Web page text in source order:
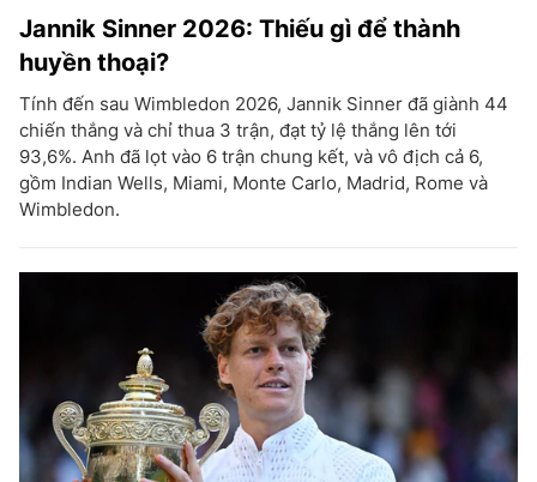
Jannik Sinner 2026: Thiếu gì để thành
huyền thoại?
Tính đến sau Wimbledon 2026, Jannik Sinner đã giành 44
chiến thắng và chỉ thua 3 trận, đạt tỷ lệ thắng lên tới
93,6%. Anh đã lọt vào 6 trận chung kết, và vô địch cả 6,
gồm Indian Wells, Miami, Monte Carlo, Madrid, Rome và
Wimbledon.